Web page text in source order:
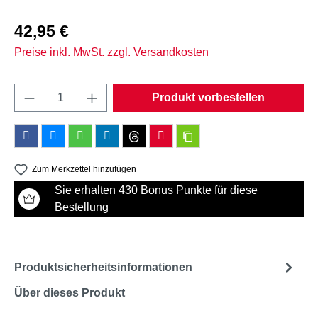
Regulärer Preis:
42,95 €
Preise inkl. MwSt. zzgl. Versandkosten
Produkt Anzahl: Gib den gewünschten
Produkt vorbestellen
Zum Merkzettel hinzufügen
Sie erhalten 430 Bonus Punkte für diese
Bestellung
Über dieses Produkt
Produktsicherheitsinformationen